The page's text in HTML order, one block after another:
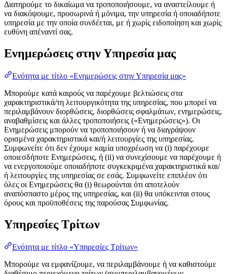
Διατηρούμε το δικαίωμα να τροποποιήσουμε, να αναστείλουμε ή
να διακόψουμε, προσωρινά ή μόνιμα, την υπηρεσία ή οποιαδήποτε
υπηρεσία με την οποία συνδέεται, με ή χωρίς ειδοποίηση και χωρίς
ευθύνη απέναντί σας.
Ενημερώσεις στην Υπηρεσία μας
Ενότητα με τίτλο «Ενημερώσεις στην Υπηρεσία μας»
Μπορούμε κατά καιρούς να παρέχουμε βελτιώσεις στα
χαρακτηριστικά/τη λειτουργικότητα της υπηρεσίας, που μπορεί να
περιλαμβάνουν διορθώσεις, διορθώσεις σφαλμάτων, ενημερώσεις,
αναβαθμίσεις και άλλες τροποποιήσεις («Ενημερώσεις»). Οι
Ενημερώσεις μπορούν να τροποποιήσουν ή να διαγράψουν
ορισμένα χαρακτηριστικά και/ή λειτουργίες της υπηρεσίας.
Συμφωνείτε ότι δεν έχουμε καμία υποχρέωση να (i) παρέχουμε
οποιεσδήποτε Ενημερώσεις, ή (ii) να συνεχίσουμε να παρέχουμε ή
να ενεργοποιούμε οποιαδήποτε συγκεκριμένα χαρακτηριστικά και/
ή λειτουργίες της υπηρεσίας σε εσάς. Συμφωνείτε επιπλέον ότι
όλες οι Ενημερώσεις θα (i) θεωρούνται ότι αποτελούν
αναπόσπαστο μέρος της υπηρεσίας, και (ii) θα υπόκεινται στους
όρους και προϋποθέσεις της παρούσας Συμφωνίας.
Υπηρεσίες Τρίτων
Ενότητα με τίτλο «Υπηρεσίες Τρίτων»
Μπορούμε να εμφανίζουμε, να περιλαμβάνουμε ή να καθιστούμε